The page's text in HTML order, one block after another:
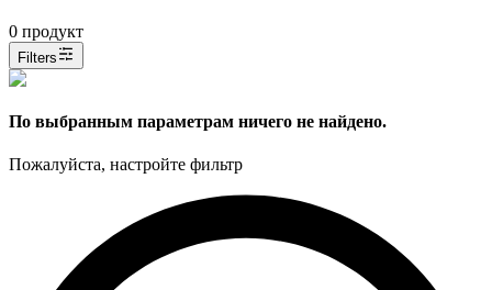
0 продукт
Filters
По выбранным параметрам ничего не найдено.
Пожалуйста, настройте фильтр